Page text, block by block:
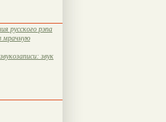
русского рэпа
мрачную
звук